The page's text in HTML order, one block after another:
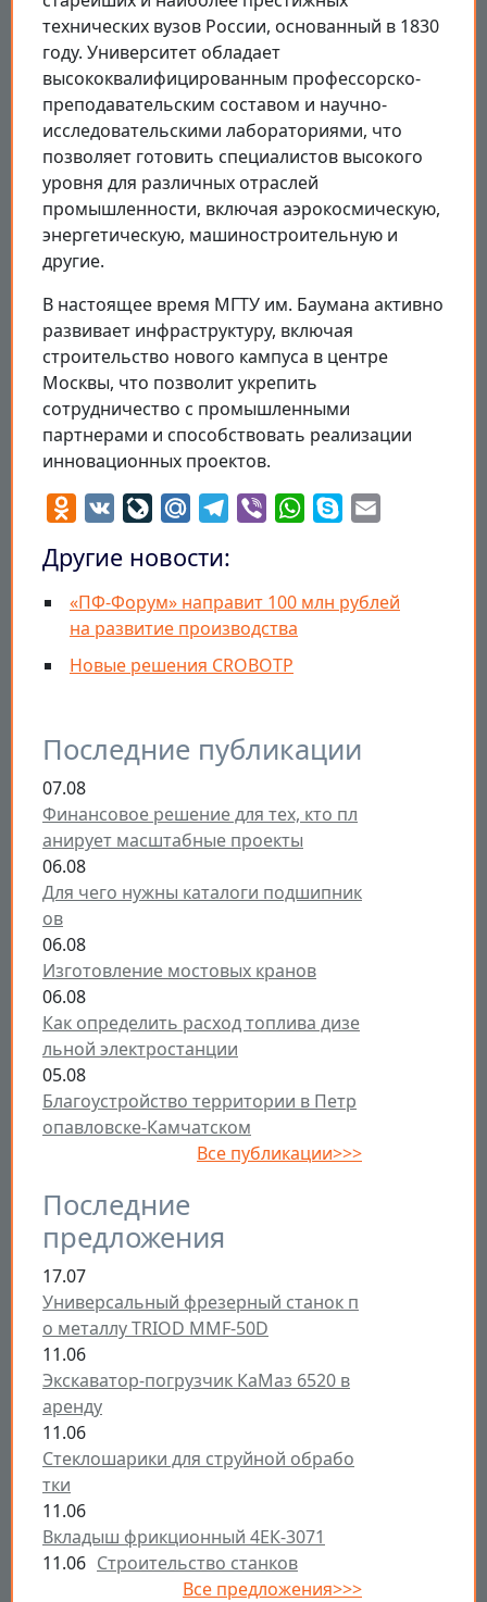
Последние публикации
07.08
Финансовое решение для тех, кто пл
анирует масштабные проекты
06.08
Для чего нужны каталоги подшипник
ов
06.08
Изготовление мостовых кранов
06.08
Как определить расход топлива дизе
льной электростанции
05.08
Благоустройство территории в Петр
опавловске-Камчатском
Все публикации>>>
Последние
предложения
17.07
Универсальный фрезерный станок п
о металлу TRIOD MMF-50D
11.06
Экскаватор-погрузчик КаМаз 6520 в
аренду
11.06
Стеклошарики для струйной обрабо
тки
11.06
Вкладыш фрикционный 4ЕК-3071
11.06 Строительство станков
Все предложения>>>
технических вузов России, основанный в 1830
году. Университет обладает
высококвалифицированным профессорско-
преподавательским составом и научно-
исследовательскими лабораториями, что
позволяет готовить специалистов высокого
уровня для различных отраслей
промышленности, включая аэрокосмическую,
энергетическую, машиностроительную и
другие.
В настоящее время МГТУ им. Баумана активно
развивает инфраструктуру, включая
строительство нового кампуса в центре
Москвы, что позволит укрепить
сотрудничество с промышленными
партнерами и способствовать реализации
инновационных проектов.
Odnoklassniki
VK LiveJournal
Mail.RuTelegram
Viber WhatsApp
Skype
Другие новости:
«ПФ-Форум» направит 100 млн рублей
на развитие производства
Новые решения CROBOTP